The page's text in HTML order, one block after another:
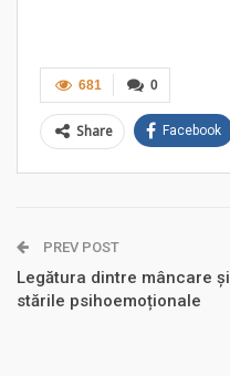
0
681
Share Facebook
PREV POST
Legătura dintre mâncare și
stările psihoemoționale